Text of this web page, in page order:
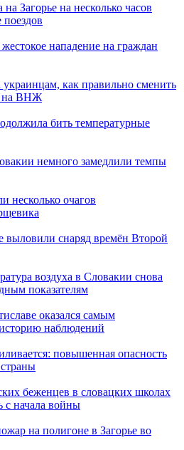
Загорье на несколько часов
нападение на граждан
как правильно сменить
на ВНЖ
бить температурные
немного замедлили темпы
несколько очагов
снаряд времён Второй
воздуха в Словакии снова
показателям
оказался самым
наблюдений
повышенная опасность
беженцев в словацких школах
с начала войны
на полигоне в Загорье во